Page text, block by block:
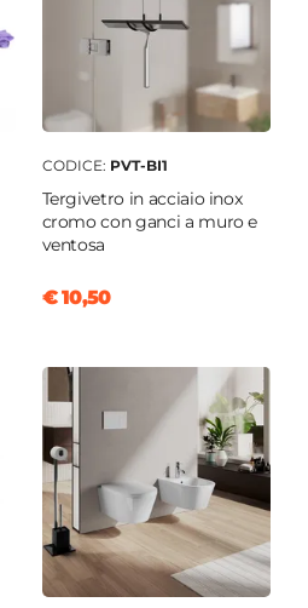
CODICE: PVT-BI1
Tergivetro in acciaio inox
cromo con ganci a muro e
ventosa
€ 10,50